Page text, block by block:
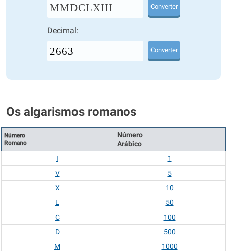
MMDCLXIII Converter
Decimal:
Converter
Os algarismos romanos
Número
Romano
Número
Arábico
I
1
V
5
X
10
L
50
C
100
D
500
M
1000